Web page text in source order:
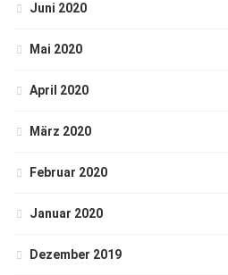
Juni 2020
Mai 2020
April 2020
März 2020
Februar 2020
Januar 2020
Dezember 2019